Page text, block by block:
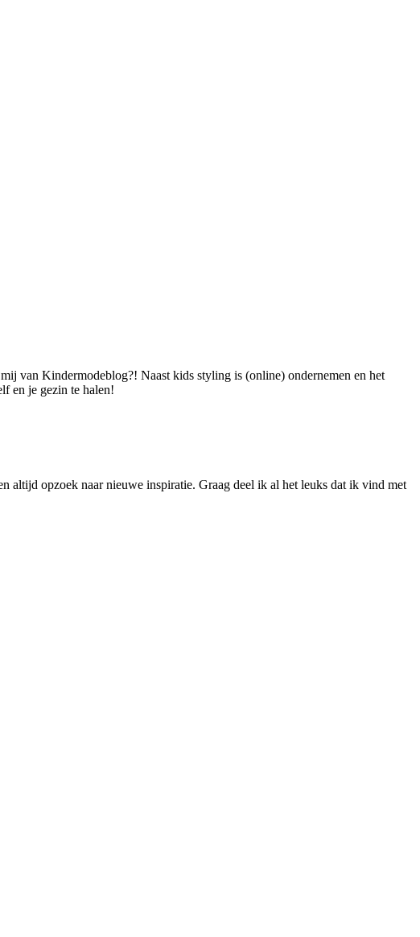
van Kindermodeblog?! Naast kids styling is (online) ondernemen en het
en je gezin te halen!
altijd opzoek naar nieuwe inspiratie. Graag deel ik al het leuks dat ik vind met